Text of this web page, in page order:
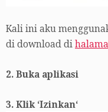
Kali ini aku
di download di
2. Buka aplikasi
3. Klik ‘Izinkan‘